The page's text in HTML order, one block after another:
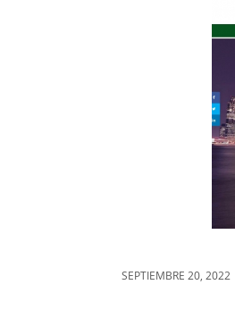
SEPTIEMBRE 20, 2022